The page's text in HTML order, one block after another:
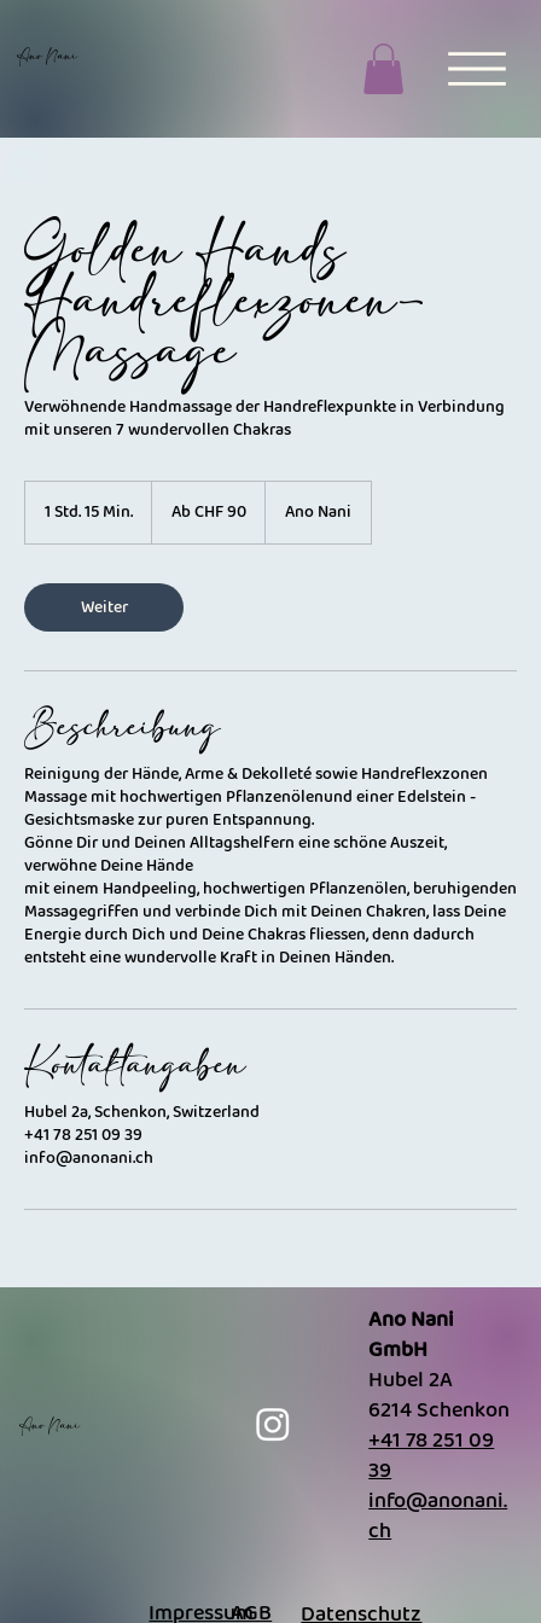
Ano Nani
Golden Hands
Handreflexzonen-
Massage
Verwöhnende Handmassage der Handreflexpunkte in Verbindung
mit unseren 7 wundervollen Chakras
1 Std. 15 Min.
d
5
i
.
Schweizer
Ab CHF 90 Ano Nani
Weiter
Beschreibung
Reinigung der Hände, Arme & Dekolleté sowie Handreflexzonen
Massage mit hochwertigen Pflanzenölenund einer Edelstein -
Gesichtsmaske zur puren Entspannung.
Gönne Dir und Deinen Alltagshelfern eine schöne Auszeit,
verwöhne Deine Hände
mit einem Handpeeling, hochwertigen Pflanzenölen, beruhigenden
Massagegriffen und verbinde Dich mit Deinen Chakren, lass Deine
Energie durch Dich und Deine Chakras fliessen, denn dadurch
entsteht eine wundervolle Kraft in Deinen Händen.
Kontaktangaben
Hubel 2a, Schenkon, Switzerland
+41 78 251 09 39
info@anonani.ch
Ano Nani
Ano Nani
GmbH
Hubel 2A
6214 Schenkon
+41 78 251 09
39
info@anonani.
ch
Impressum
AGB Datenschutz